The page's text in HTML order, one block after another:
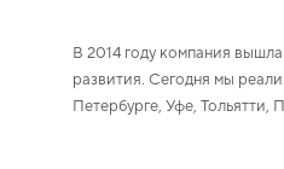
В 2014 году компания
развития. Сегодня мы
Петербурге, Уфе, Тольятти,